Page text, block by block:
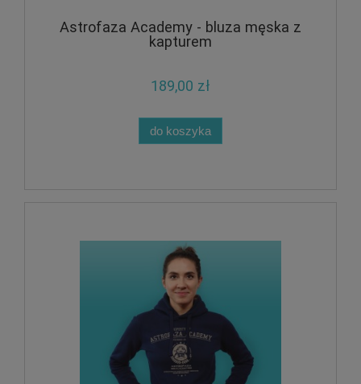
Astrofaza Academy - bluza męska z
kapturem
189,00 zł
do koszyka